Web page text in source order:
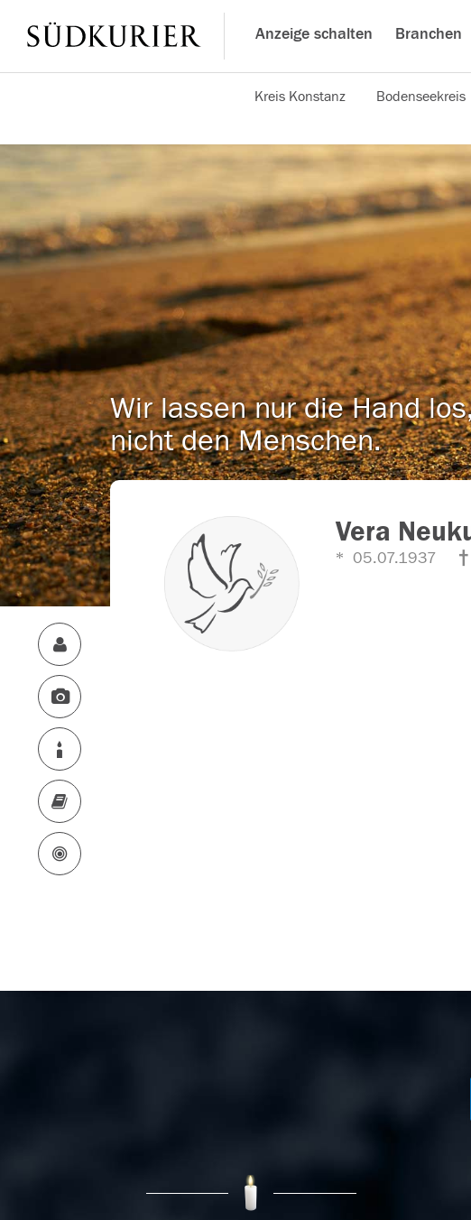
Anzeige schalten Branchen
Kreis Konstanz Bodenseekreis
Wir lassen nur die Hand
nicht den Menschen.
Vera
05.07.1937